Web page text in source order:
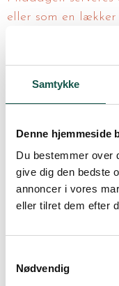
Samtykke
Denne hjemmeside
Du bestemmer over
give dig den bedste
annoncer i vores
eller tilret dem efter
Nødvendig
eller som en
ønsker og den
vægt på, at både
allergier og særlige
drikkevarer og
fokusere på
Taler,
undervejs